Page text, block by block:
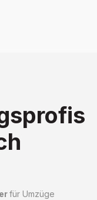
für Umzüge